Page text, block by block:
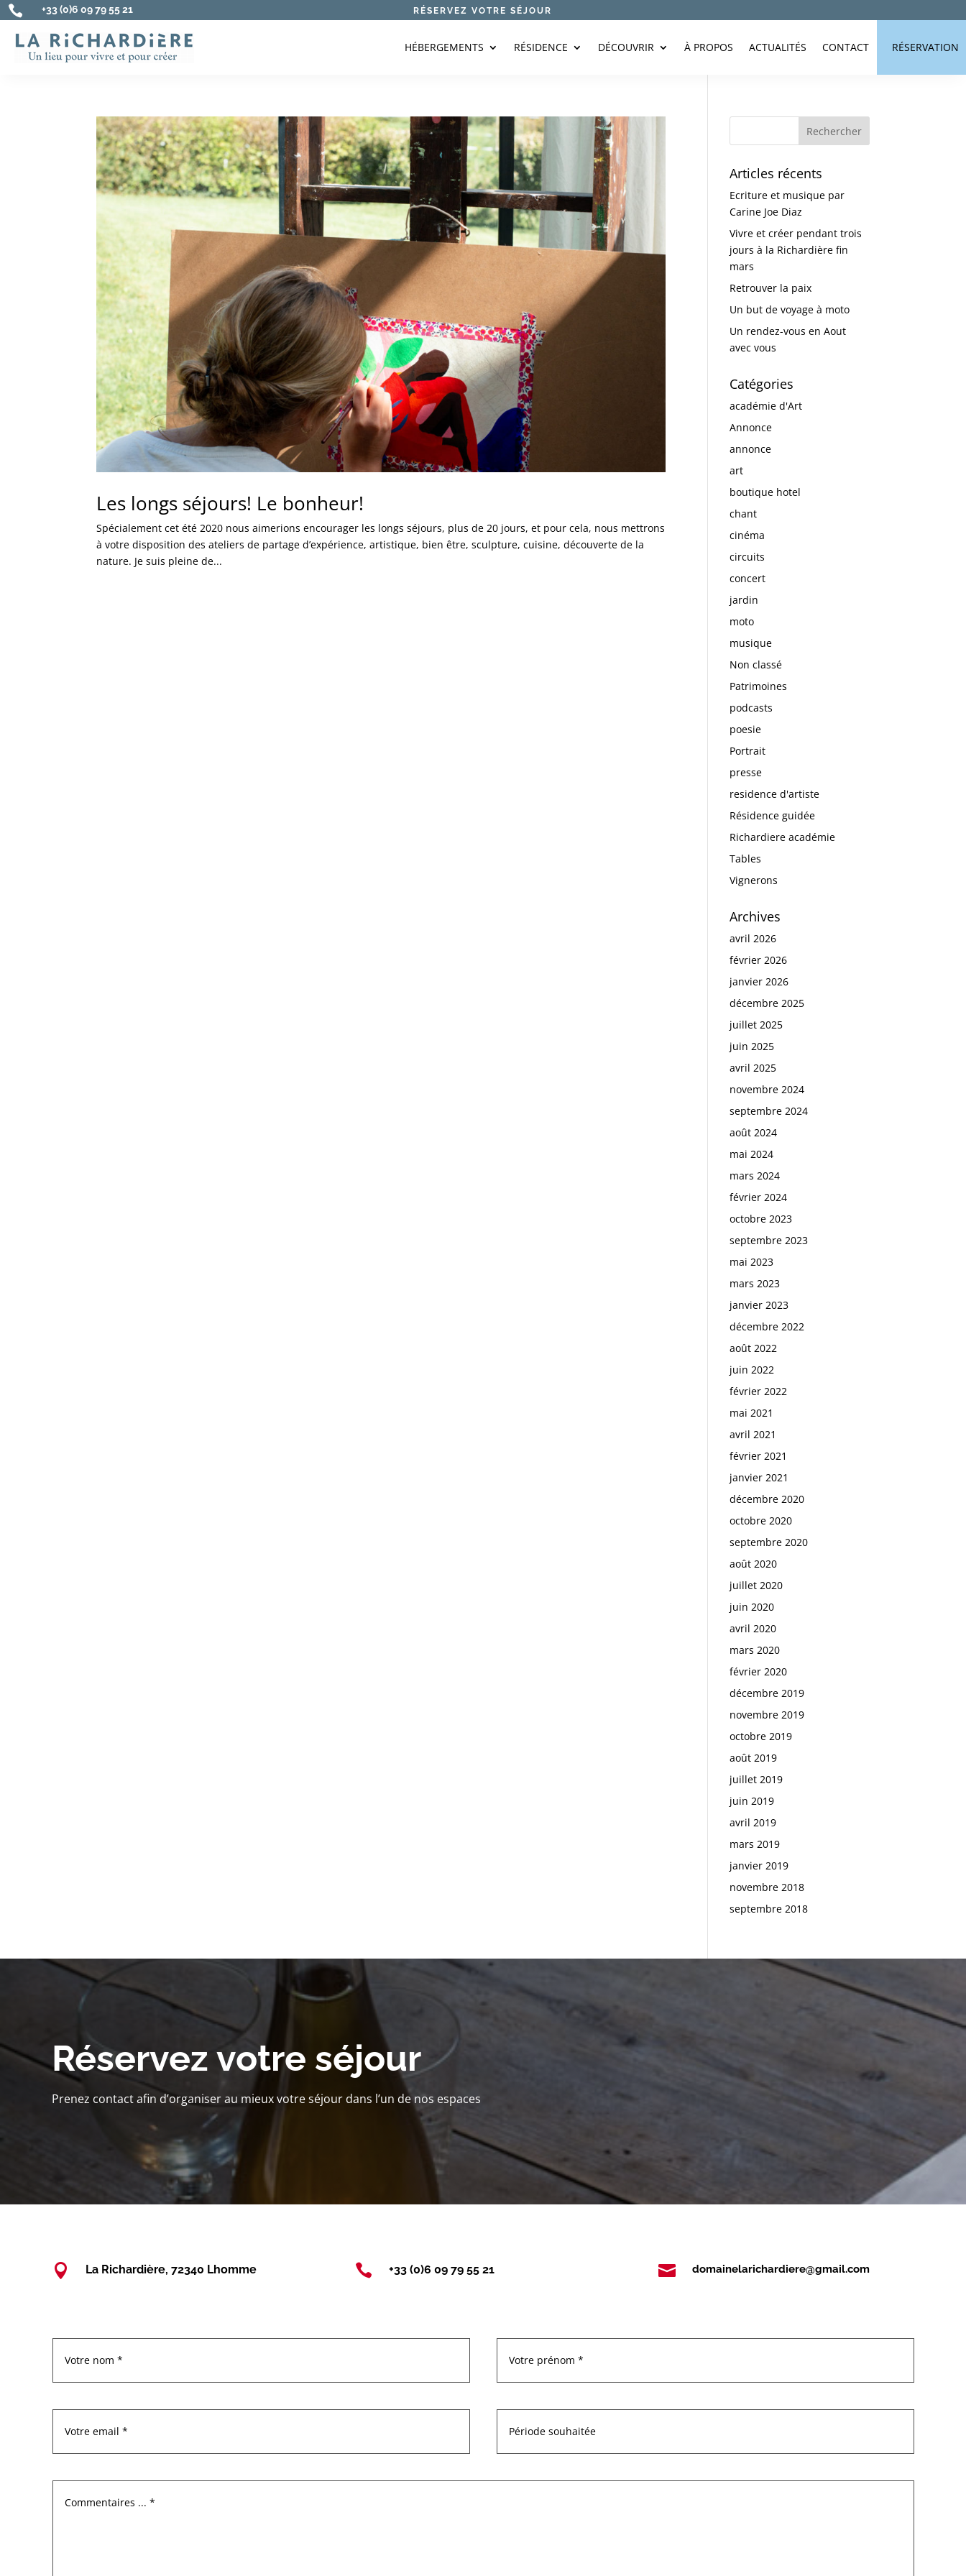
 +33 (0)6 09 79 55 21 RÉSERVEZ VOTRE SÉJOUR
HÉBERGEMENTS RÉSIDENCE DÉCOUVRIR À PROPOS ACTUALITÉS CONTACT RÉSERVATION
Les longs séjours! Le bonheur!
Spécialement cet été 2020 nous aimerions encourager les longs séjours, plus de 20 jours, et pour cela, nous mettrons
à votre disposition des ateliers de partage d’expérience, artistique, bien être, sculpture, cuisine, découverte de la
nature. Je suis pleine de...
Articles récents
Ecriture et musique par
Carine Joe Diaz
Vivre et créer pendant trois
jours à la Richardière fin
mars
Retrouver la paix
Un but de voyage à moto
Un rendez-vous en Aout
avec vous
Catégories
académie d'Art
Annonce
annonce
art
boutique hotel
chant
cinéma
circuits
concert
jardin
moto
musique
Non classé
Patrimoines
podcasts
poesie
Portrait
presse
residence d'artiste
Résidence guidée
Richardiere académie
Tables
Vignerons
Archives
avril 2026
février 2026
janvier 2026
décembre 2025
juillet 2025
juin 2025
avril 2025
novembre 2024
septembre 2024
août 2024
mai 2024
mars 2024
février 2024
octobre 2023
septembre 2023
mai 2023
mars 2023
janvier 2023
décembre 2022
août 2022
juin 2022
février 2022
mai 2021
avril 2021
février 2021
janvier 2021
décembre 2020
octobre 2020
septembre 2020
août 2020
juillet 2020
juin 2020
avril 2020
mars 2020
février 2020
décembre 2019
novembre 2019
octobre 2019
août 2019
juillet 2019
juin 2019
avril 2019
mars 2019
janvier 2019
novembre 2018
septembre 2018
Réservez votre séjour
Prenez contact afin d’organiser au mieux votre séjour dans l’un de nos espaces
 La Richardière, 72340 Lhomme  +33 (0)6 09 79 55 21  domainelarichardiere@gmail.com